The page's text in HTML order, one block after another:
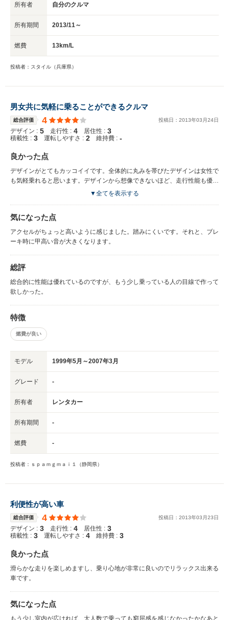
所有者 自分のクルマ
所有期間 2013/11～
燃費 13km/L
投稿者：スタイル（兵庫県）
男女共に気軽に乗ることができるクルマ
総合評価 4 投稿日： 2013年03 月24日
デザイン : 5 走行性 : 4 居住性 : 3
積載性 : 3 運転しやすさ : 2 維持費 : -
良かった点
デザインがとてもカッコイイです。全体的に丸みを帯びたデザインは女性で
も気軽乗れると思います。デザインから想像できないほど、走行性能も優れ
▼全てを表示する
気になった点
アクセルがちょっと高いように感じました。踏みにくいです。それと、ブレ
ーキ時に甲高い音が大きくなります。
総評
総合的に性能は優れているのですが、もう少し乗っている人の目線で作って
欲しかった。
特徴
燃費が良い
モデル 1999年5月～2007年3月
グレード -
所有者 レンタカー
所有期間 -
燃費 -
投稿者：ｓｐａｍｇｍａｉ１（静岡県）
利便性が高い車
総合評価 4 投稿日： 2013年03 月23日
デザイン : 3 走行性 : 4 居住性 : 3
積載性 : 3 運転しやすさ : 4 維持費 : 3
良かった点
滑らかな走りを楽しめますし、乗り心地が非常に良いのでリラックス出来る
車です。
気になった点
もう少し室内が広ければ、大人数で乗っても窮屈感を感じなかったかなあと